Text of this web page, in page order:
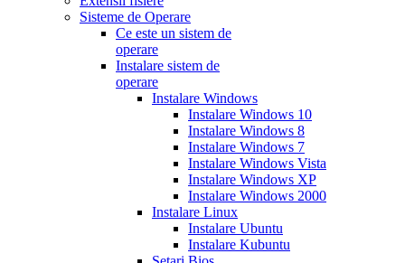
Sisteme de Operare
Ce este un sistem de
operare
Instalare sistem de
operare
Instalare Windows
Instalare Windows 10
Instalare Windows 8
Instalare Windows 7
Instalare Windows Vista
Instalare Windows XP
Instalare Windows 2000
Instalare Linux
Instalare Ubuntu
Instalare Kubuntu